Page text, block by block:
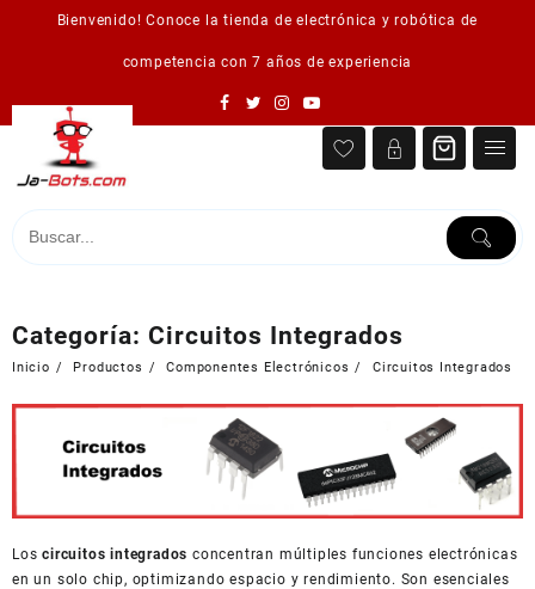
Bienvenido! Conoce la tienda de electrónica y robótica de
competencia con 7 años de experiencia
Categoría: Circuitos Integrados
Inicio Productos Componentes Electrónicos Circuitos Integrados
Loscircuitos integrados concentran múltiples funciones electrónicas
en un solo chip, optimizando espacio y rendimiento. Son esenciales